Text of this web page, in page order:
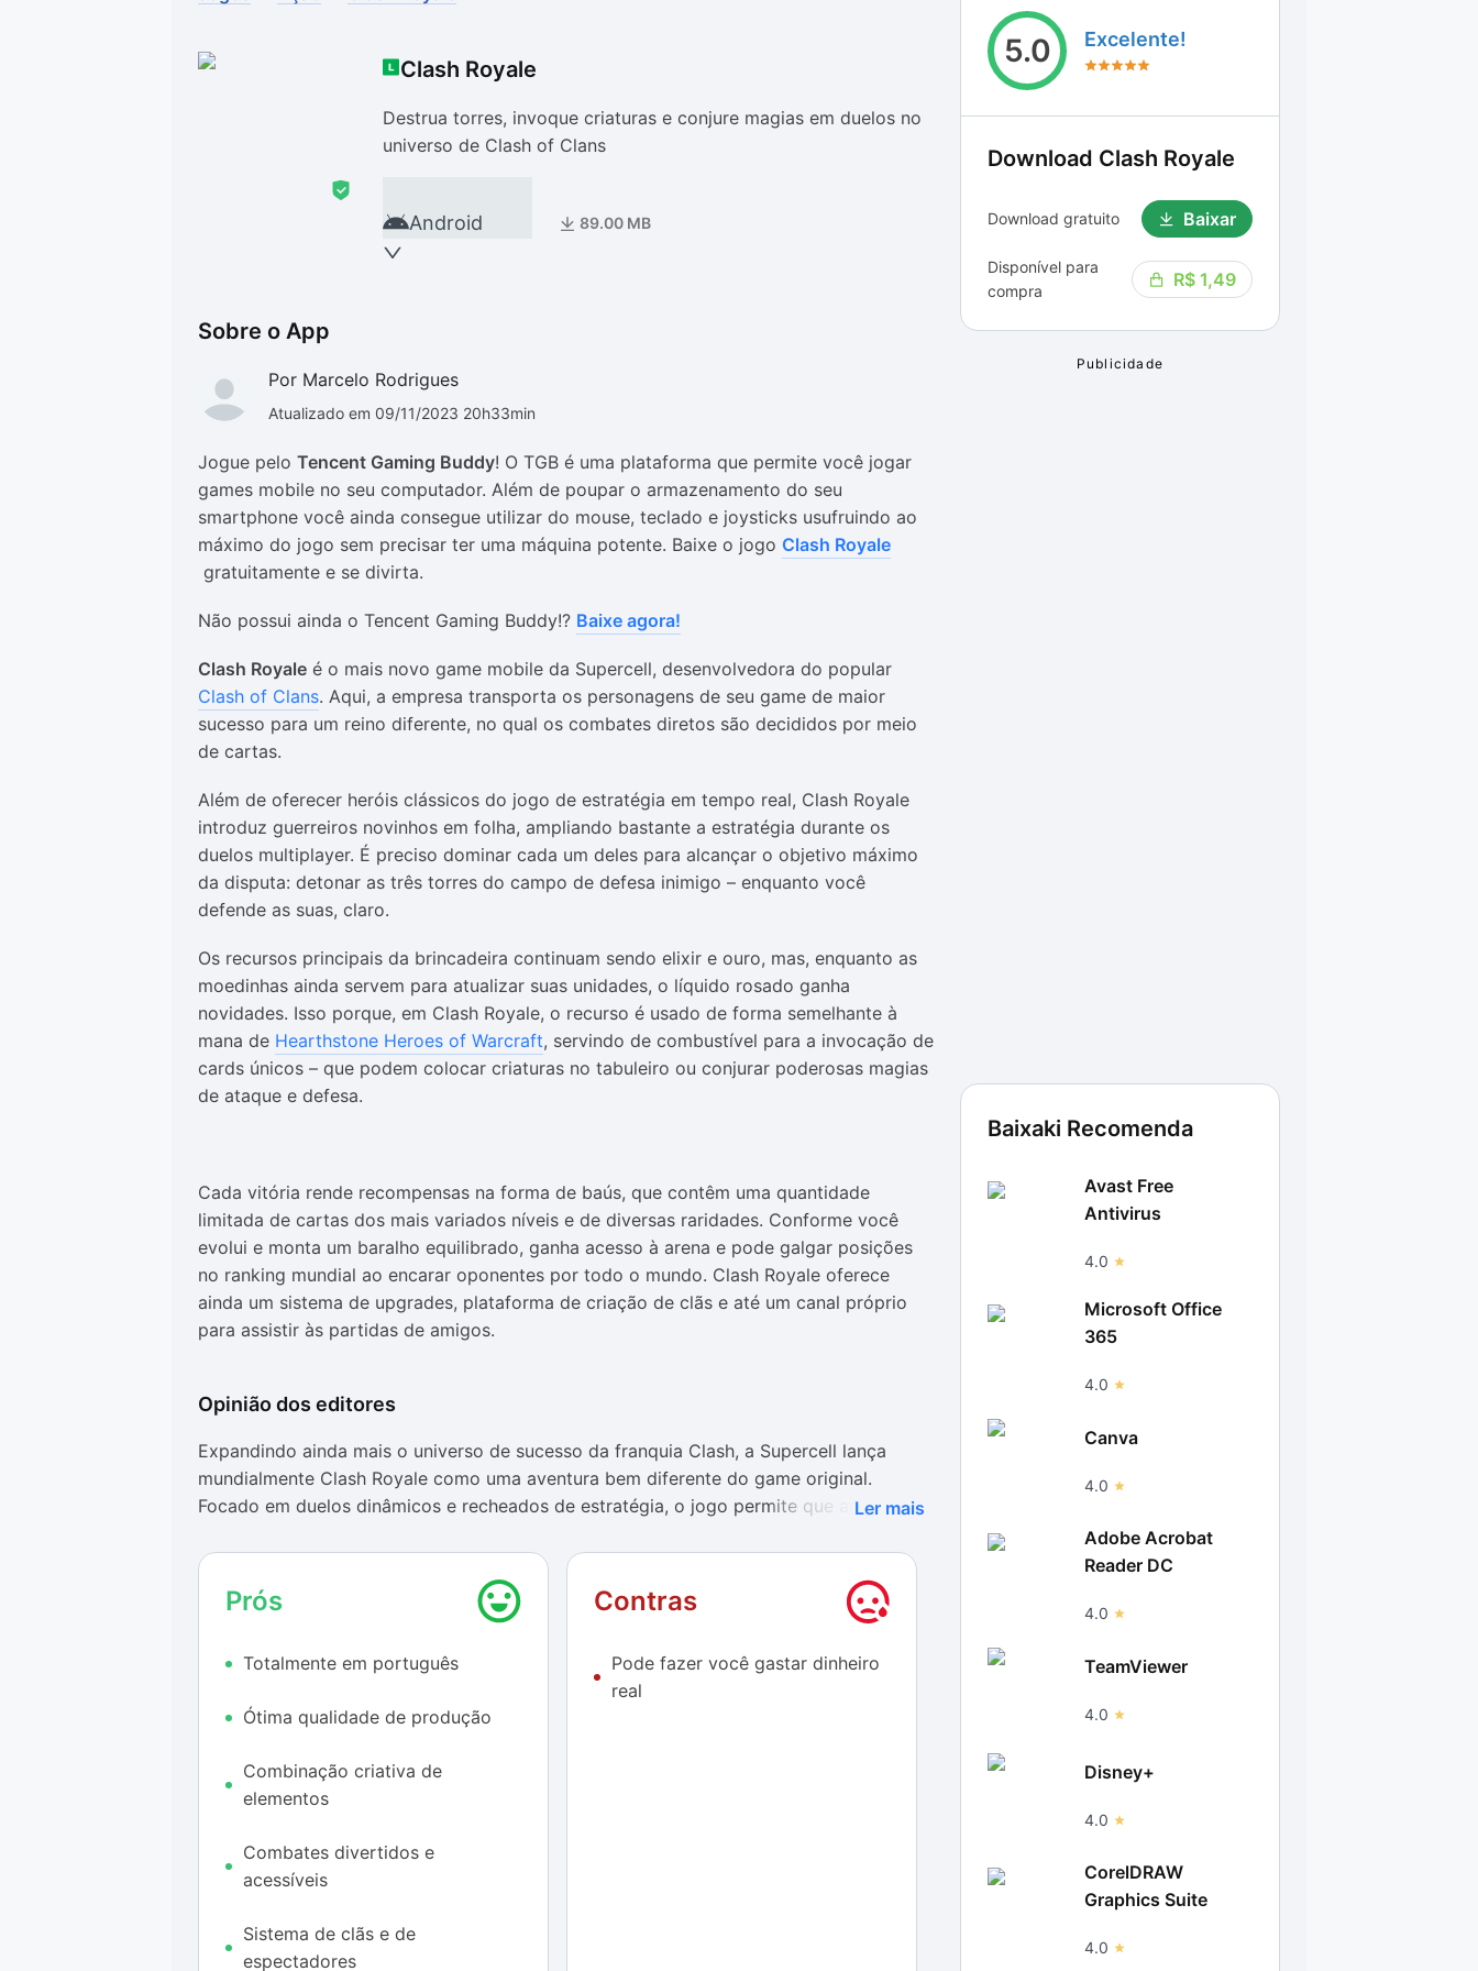
Clash Royale
Destrua torres, invoque criaturas e conjure magias em duelos no
universo de Clash of Clans
Android 89.00 MB
Sobre o App
Por Marcelo Rodrigues
Atualizado em 09/11/2023 20h33min
Jogue pelo Tencent Gaming Buddy! O TGB é uma plataforma que permite você jogar
games mobile no seu computador. Além de poupar o armazenamento do seu
smartphone você ainda consegue utilizar do mouse, teclado e joysticks usufruindo ao
máximo do jogo sem precisar ter uma máquina potente. Baixe o jogo Clash Royale
gratuitamente e se divirta.
Não possui ainda o Tencent Gaming Buddy!? Baixe agora!
Clash Royale é o mais novo game mobile da Supercell, desenvolvedora do popular
Clash of Clans. Aqui, a empresa transporta os personagens de seu game de maior
sucesso para um reino diferente, no qual os combates diretos são decididos por meio
de cartas.
Além de oferecer heróis clássicos do jogo de estratégia em tempo real, Clash Royale
introduz guerreiros novinhos em folha, ampliando bastante a estratégia durante os
duelos multiplayer. É preciso dominar cada um deles para alcançar o objetivo máximo
da disputa: detonar as três torres do campo de defesa inimigo – enquanto você
defende as suas, claro.
Os recursos principais da brincadeira continuam sendo elixir e ouro, mas, enquanto as
moedinhas ainda servem para atualizar suas unidades, o líquido rosado ganha
novidades. Isso porque, em Clash Royale, o recurso é usado de forma semelhante à
mana de Hearthstone Heroes of Warcraft, servindo de combustível para a invocação de
cards únicos – que podem colocar criaturas no tabuleiro ou conjurar poderosas magias
de ataque e defesa.
Cada vitória rende recompensas na forma de baús, que contêm uma quantidade
limitada de cartas dos mais variados níveis e de diversas raridades. Conforme você
evolui e monta um baralho equilibrado, ganha acesso à arena e pode galgar posições
no ranking mundial ao encarar oponentes por todo o mundo. Clash Royale oferece
ainda um sistema de upgrades, plataforma de criação de clãs e até um canal próprio
para assistir às partidas de amigos.
Opinião dos editores
Expandindo ainda mais o universo de sucesso da franquia Clash, a Supercell lança
mundialmente Clash Royale como uma aventura bem diferente do game original.
Focado em duelos dinâmicos e recheados de estratégia, o jogo permite que ambos os
feitiços mortais.
A brincadeira é bem familiar tanto para quem é veterano de
– com toda
uma sessãozinha de Hearthstone Heroes of Warcraft. Apesar de a mistura de Clash
Royale parecer estranha em um primeiro momento, basta se embrenhar um pouco na
jogatina para que qualquer um perceba que a desenvolvedora acertou mais uma vez a
Para ajudar na adaptação, Clash Royale está inteiramente em português e traz um
básica, o game apresenta um campo vertical com duas bases: a sua na porção inferior
e a do inimigo, na parte de cima. Cada uma dessas regiões possui um castelo e duas
da partida.
Ler mais
Prós
Totalmente em português
Ótima qualidade de produção
Combinação criativa de
elementos
Combates divertidos e
acessíveis
Sistema de clãs e de
espectadores
Contras
Pode fazer você gastar dinheiro
real
5.0 Excelente!
Download Clash Royale
Download gratuito Baixar
Disponível para
compra
R$ 1,49
Baixaki Recomenda
Avast Free
Antivirus
4.0
Microsoft Office
365
4.0
Canva
4.0
Adobe Acrobat
Reader DC
4.0
TeamViewer
4.0
Disney+
4.0
CorelDRAW
Graphics Suite
4.0